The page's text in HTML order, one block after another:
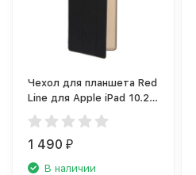
Чехол для планшета Red
Line для Apple iPad 10.2,
чёрный
1 490₽
В наличии